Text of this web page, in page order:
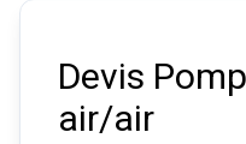
Devis
air/air